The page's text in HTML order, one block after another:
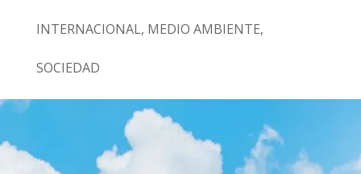
INTERNACIONAL, MEDIO AMBIENTE,
SOCIEDAD